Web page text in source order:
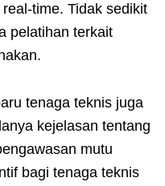
time. Tidak sedikit
pelatihan terkait
tenaga teknis juga
kejelasan tentang
mutu
bagi tenaga teknis